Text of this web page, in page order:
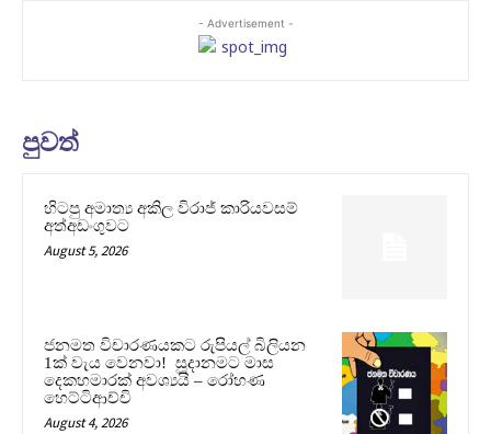
- Advertisement -
පුවත්
හිටපු අමාත්‍ය අකිල විරාජ් කාරියවසම්
අත්අඩංගුවට
August 5, 2026
ජනමත විචාරණයකට රුපියල් බිලියන
1ක් වැය වෙනවා! සූදානමට මාස
දෙකහමාරක් අවශ්‍යයි – රෝහණ
හෙට්ටිආච්චි
August 4, 2026